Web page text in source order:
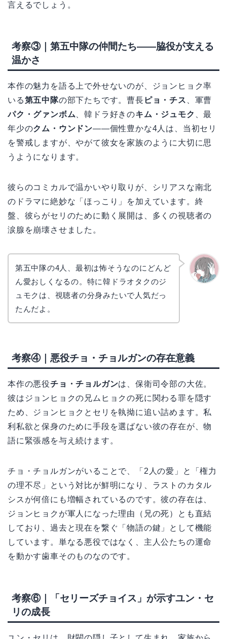
言えるでしょう。
考察③｜第五中隊の仲間たち——脇役が支える
温かさ
本作の魅力を語る上で外せないのが、ジョンヒョク率
いる第五中隊の部下たちです。曹長 ピョ・チス
、軍曹
パク・グァンボム 、韓ドラ好きのキム・ジュモク
、最
年少のクム・ウンドン——個性豊かな4人は、当初セリ
を警戒しますが、やがて彼女を家族のように大切に思
うようになります。
彼らのコミカルで温かいやり取りが、シリアスな南北
のドラマに絶妙な「ほっこり」を加えています。終
盤、彼らがセリのために動く展開は、多くの視聴者の
涙腺を崩壊させました。
第五中隊の4人、最初は怖そうなのにどんど
ん愛おしくなるの。特に韓ドラオタクのジ
ュモクは、視聴者の分身みたいで人気だっ
たんだよ。
考察④｜悪役チョ・チョルガンの存在意義
本作の悪役チョ・チョルガンは、保衛司令部の大佐。
彼はジョンヒョクの兄ムヒョクの死に関わる罪を隠す
ため、ジョンヒョクとセリを執拗に追い詰めます。私
利私欲と保身のために手段を選ばない彼の存在が、物
語に緊張感を与え続けます。
チョ・チョルガンがいることで、「2人の愛」と「権力
の理不尽」という対比が鮮明になり、ラストのカタル
シスが何倍にも増幅されているのです。彼の存在は、
ジョンヒョクが軍人になった理由（兄の死）とも直結
しており、過去と現在を繋ぐ「物語の鍵」として機能
しています。単なる悪役ではなく、主人公たちの運命
を動かす歯車そのものなのです。
考察⑥｜「セリーズチョイス」が示すユン・セ
リの成長